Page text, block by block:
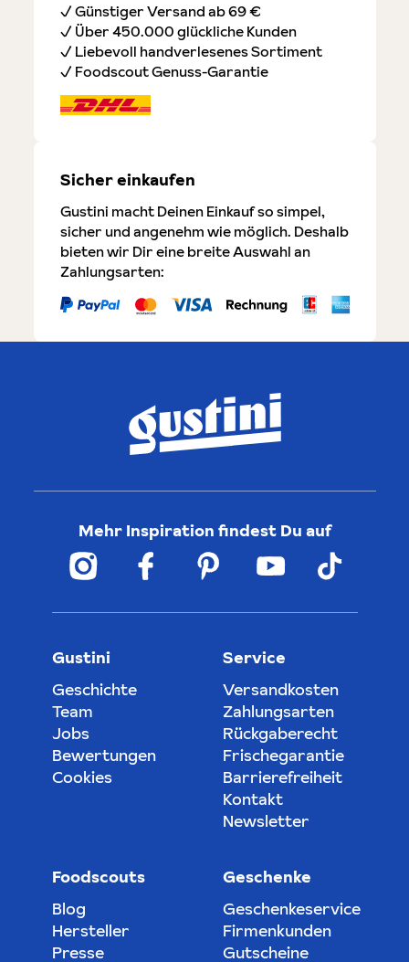
✓ Günstiger Versand ab 69 €
✓ Über 450.000 glückliche Kunden
✓ Liebevoll handverlesenes Sortiment
✓ Foodscout Genuss-Garantie
Sicher einkaufen
Gustini macht Deinen Einkauf so simpel,
sicher und angenehm wie möglich. Deshalb
bieten wir Dir eine breite Auswahl an
Zahlungsarten:
Mehr Inspiration findest Du auf
Gustini
Geschichte
Team
Jobs
Bewertungen
Cookies
Service
Versandkosten
Zahlungsarten
Rückgaberecht
Frischegarantie
Barrierefreiheit
Kontakt
Newsletter
Foodscouts
Blog
Hersteller
Presse
Geschenke
Geschenkeservice
Firmenkunden
Gutscheine